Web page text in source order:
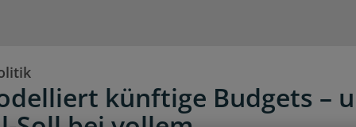
künftige Budgets –